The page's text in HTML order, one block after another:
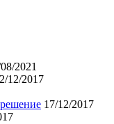
2021
12/2017
17/12/2017